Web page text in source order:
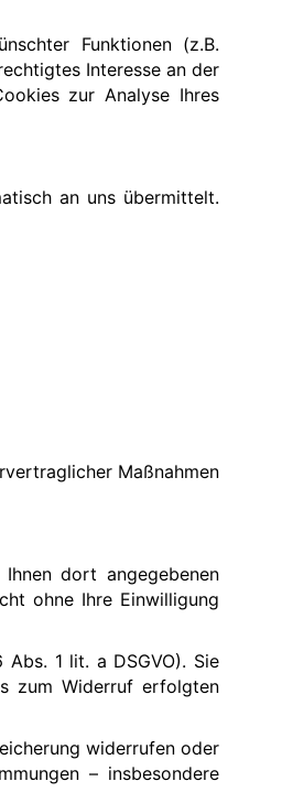
Funktionen (z.B.
Interesse an der
zur Analyse Ihres
an uns übermittelt.
Maßnahmen
dort angegebenen
ohne Ihre Einwilligung
1 lit. a DSGVO). Sie
zum Widerruf erfolgten
widerrufen oder
– insbesondere